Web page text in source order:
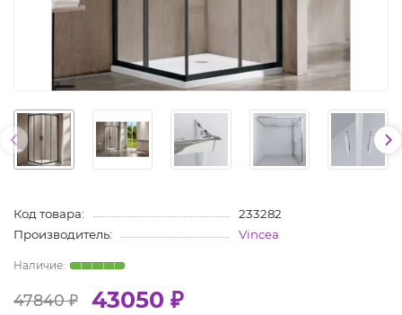
Код товара:
233282
Производитель:
Vincea
47840 ₽ 43050 ₽